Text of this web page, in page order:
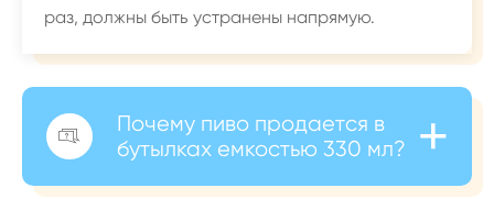
раз, должны быть устранены напрямую.

Почему пиво продается в
бутылках емкостью 330 мл?
+